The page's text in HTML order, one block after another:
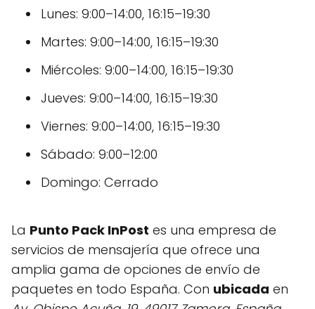
Lunes: 9:00–14:00, 16:15–19:30
Martes: 9:00–14:00, 16:15–19:30
Miércoles: 9:00–14:00, 16:15–19:30
Jueves: 9:00–14:00, 16:15–19:30
Viernes: 9:00–14:00, 16:15–19:30
Sábado: 9:00–12:00
Domingo: Cerrado
La Punto Pack InPost es una empresa de
servicios de mensajería que ofrece una
amplia gama de opciones de envío de
paquetes en todo España. Con ubicada en